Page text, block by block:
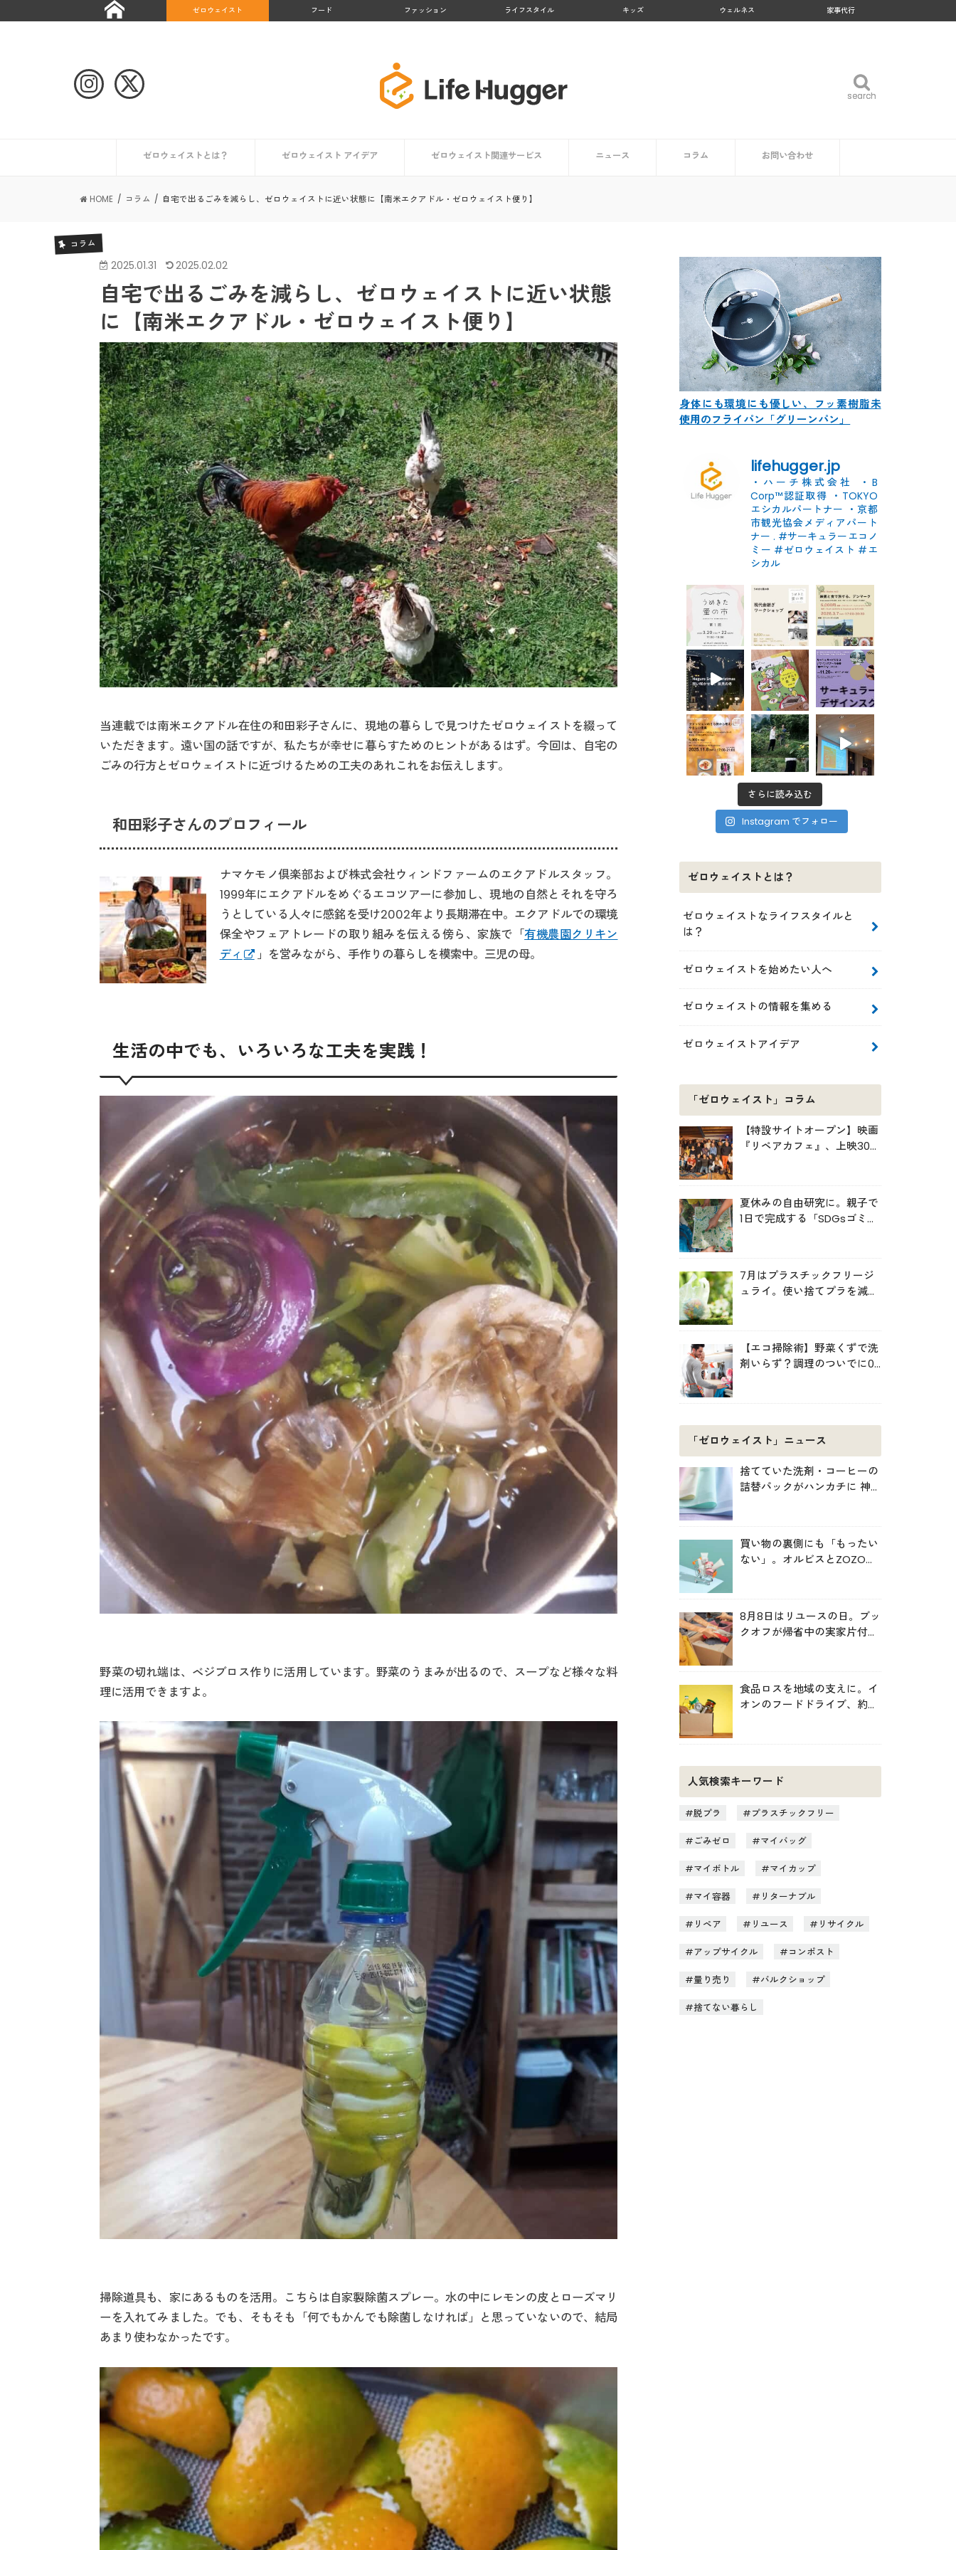
ゼロウェイスト フード ファッション ライフスタイル キッズ ウェルネス 家事代行
search
search
ゼロウェイストとは？
言
ゼロウェイスト アイデア ゼロウェイスト関連サービス ニュース コラム お問い合わせ
HOME コラム 自宅で出るごみを減らし、ゼロウェイストに近い状態に【南米エクアドル・ゼロウェイスト便り】
コラム
2025.01.31 2025.02.02
自宅で出るごみを減らし、ゼロウェイストに近い状態
に【南米エクアドル・ゼロウェイスト便り】
当連載では南米エクアドル在住の和田彩子さんに、現地の暮らしで見つけたゼロウェイストを綴って
いただきます。遠い国の話ですが、私たちが幸せに暮らすためのヒントがあるはず。今回は、自宅の
ごみの行方とゼロウェイストに近づけるための工夫のあれこれをお伝えします。
和田彩子さんのプロフィール
ナマケモノ倶楽部および株式会社ウィンドファームのエクアドルスタッフ。
1999年にエクアドルをめぐるエコツアーに参加し、現地の自然とそれを守ろ
うとしている人々に感銘を受け2002年より長期滞在中。エクアドルでの環境
保全やフェアトレードの取り組みを伝える傍ら、家族で「有機農園クリキン
ディ
」を営みながら、手作りの暮らしを模索中。三児の母。
生活の中でも、いろいろな工夫を実践！
野菜の切れ端は、ベジブロス作りに活用しています。野菜のうまみが出るので、スープなど様々な料
理に活用できますよ。
掃除道具も、家にあるものを活用。こちらは自家製除菌スプレー。水の中にレモンの皮とローズマリ
ーを入れてみました。でも、そもそも「何でもかんでも除菌しなければ」と思っていないので、結局
あまり使わなかったです。
身体にも環境にも優しい、フッ素樹脂未
使用のフライパン「グリーンパン」
lifehugger.jp
・ハーチ株式会社
・B
Corp™認証取得 ・TOKYO
エシカルパートナー ・京都
市観光協会メディアパート
ナー . #サーキュラーエコノ
ミー #ゼロウェイスト #エ
シカル
さらに読み込む
Instagram でフォロー
ゼロウェイストとは？
ゼロウェイストなライフスタイルと
は？
ゼロウェイストを始めたい人へ
ゼロウェイストの情報を集める
ゼロウェイストアイデア
「ゼロウェイスト」コラム
【特設サイトオープン】映画
『リペアカフェ』、上映300
夏休みの自由研究に。親子で
1日で完成する「SDGsゴミ・
7月はプラスチックフリージ
ュライ。使い捨てプラを減ら
【エコ掃除術】野菜くずで洗
剤いらず？調理のついでに0
「ゼロウェイスト」ニュース
捨てていた洗剤・コーヒーの
詰替パックがハンカチに 神
買い物の裏側にも「もったい
ない」。オルビスとZOZOが
8月8日はリユースの日。ブッ
クオフが帰省中の実家片付け
食品ロスを地域の支えに。イ
オンのフードドライブ、約
人気検索キーワード
脱プラ プラスチックフリー
ごみゼロ マイバッグ
マイボトル マイカップ
マイ容器 リターナブル
リペア リユース リサイクル
アップサイクル コンポスト
量り売り バルクショップ
捨てない暮らし